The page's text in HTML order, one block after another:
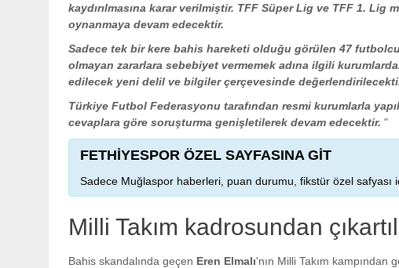
kaydırılmasına karar verilmiştir. TFF Süper Lig ve TFF 1.
oynanmaya devam edecektir.
Sadece tek bir kere bahis hareketi olduğu görülen 47
olmayan zararlara sebebiyet vermemek adına ilgili
edilecek yeni delil ve bilgiler çerçevesinde
Türkiye Futbol Federasyonu tarafından resmi kurumlarla
cevaplara göre soruşturma genişletilerek devam edecektir. "
FETHİYESPOR ÖZEL SAYFASINA GİT
Sadece Muğlaspor haberleri, puan durumu, fikstür özel safyası
Milli Takım kadrosundan
Bahis skandalında geçen Eren Elmalı'nın Milli Takım kampından